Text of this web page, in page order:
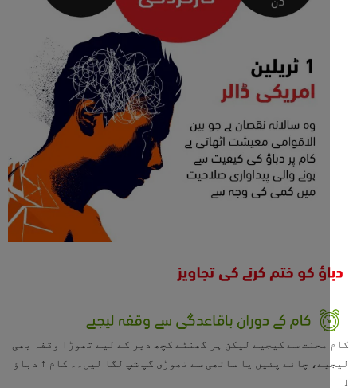
سے کیجیے لیکن ہر گھنٹے کچھ دیر کے لیے تھوڑا وقفہ بھی
چائے پئیں یا ساتھی سے تھوڑی گپ شپ لگا لیں۔۔ کام ↑ دباؤ